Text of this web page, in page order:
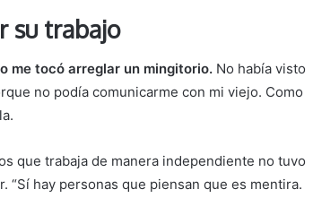
su trabajo
me tocó arreglar un mingitorio. No había visto
no podía comunicarme con mi viejo. Como
que trabaja de manera independiente no tuvo
hay personas que piensan que es mentira.